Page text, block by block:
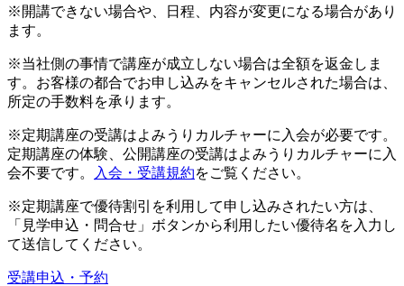
※開講できない場合や、日程、内容が変更になる場合があり
ます。
※当社側の事情で講座が成立しない場合は全額を返金しま
す。お客様の都合でお申し込みをキャンセルされた場合は、
所定の手数料を承ります。
※定期講座の受講はよみうりカルチャーに入会が必要です。
定期講座の体験、公開講座の受講はよみうりカルチャーに入
会不要です。
入会・受講規約をご覧ください。
※定期講座で優待割引を利用して申し込みされたい方は、
「見学申込・問合せ」ボタンから利用したい優待名を入力し
て送信してください。
受講申込・予約